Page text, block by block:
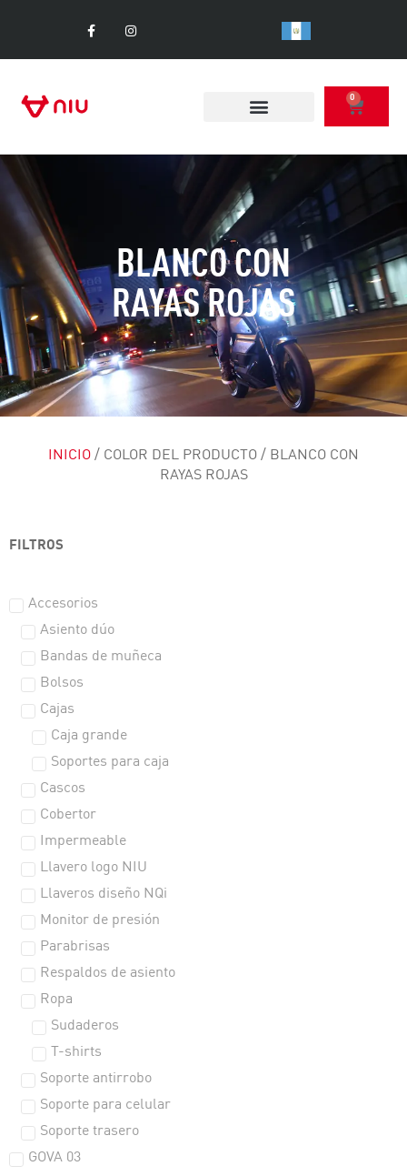
0
BLANCO CON
RAYAS ROJAS
INICIO / COLOR DEL PRODUCTO / BLANCO CON
RAYAS ROJAS
FILTROS
Accesorios
Asiento dúo
Bandas de muñeca
Bolsos
Cajas
Caja grande
Soportes para caja
Cascos
Cobertor
Impermeable
Llavero logo NIU
Llaveros diseño NQi
Monitor de presión
Parabrisas
Respaldos de asiento
Ropa
Sudaderos
T-shirts
Soporte antirrobo
Soporte para celular
Soporte trasero
GOVA 03